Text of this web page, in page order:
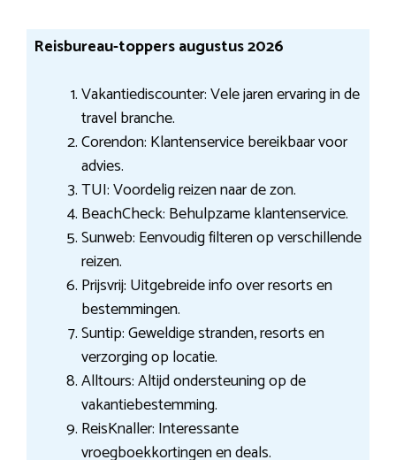
Reisbureau-toppers augustus 2026
Vakantiediscounter: Vele jaren ervaring in de
travel branche.
Corendon: Klantenservice bereikbaar voor
advies.
TUI: Voordelig reizen naar de zon.
BeachCheck: Behulpzame klantenservice.
Sunweb: Eenvoudig filteren op verschillende
reizen.
Prijsvrij: Uitgebreide info over resorts en
bestemmingen.
Suntip: Geweldige stranden, resorts en
verzorging op locatie.
Alltours: Altijd ondersteuning op de
vakantiebestemming.
ReisKnaller: Interessante
vroegboekkortingen en deals.